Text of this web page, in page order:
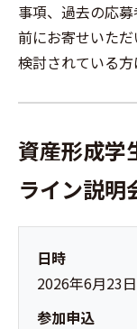
事項、過去の応
前にお寄せいた
検討されている方
資産形成学
ライン説明
日時
2026年6月23
参加申込